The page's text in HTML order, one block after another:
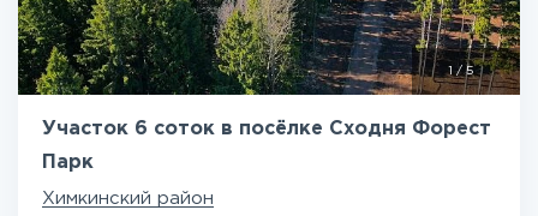
1 /5
Участок 6 соток в посёлке Сходня Форест
Парк
Химкинский район